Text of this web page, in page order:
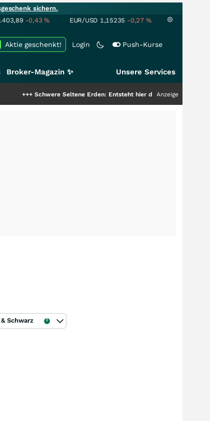
sichern.
-0,43% EUR/USD 1,15235 -0,27 %
Login Push-Kurse
Aktie geschenkt!
Broker-Magazin ✨ Unsere Services
Schwere Seltene Erden: Entsteht hier die nächste Milliardenstory?
Anzeige
Schwarz